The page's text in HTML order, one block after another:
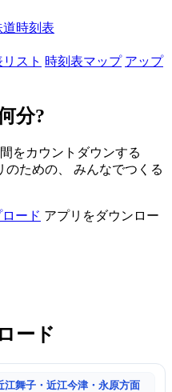
時刻表
スト 時刻表マップ アップ
分?
をカウントダウンする
のための、 みんなでつくる
ード アプリをダウンロー
ード
江舞子・近江今津・永原方面